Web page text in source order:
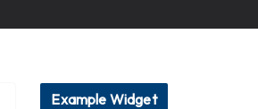
Example Widget